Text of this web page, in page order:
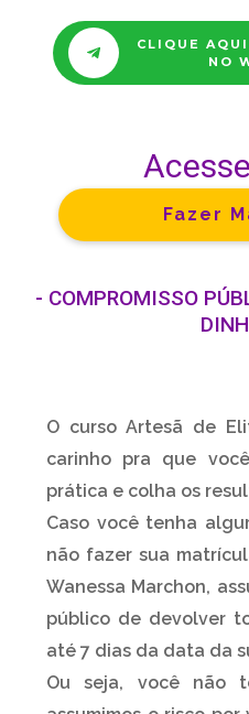
CLIQUE
NO
Fazer
- COMPROMISSO
O curso Artesã de
carinho pra que
prática e colha os
Caso você tenha
não fazer sua
Wanessa Marchon,
público de devolver
até 7 dias da data da
Ou seja, você não